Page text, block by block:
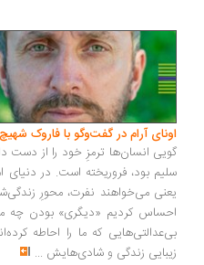
آرام در گفت‌وگو با فاروک شهیچ‭
انسان‌ها ترمزِ خود را از دست
بود، فروریخته است. در دنیای
می‌خواهند نفرت، محورِ زندگی‌شان
کردیم «دیگری» بودن چه
که ما را احاطه
زندگی و شادی‌هایش...